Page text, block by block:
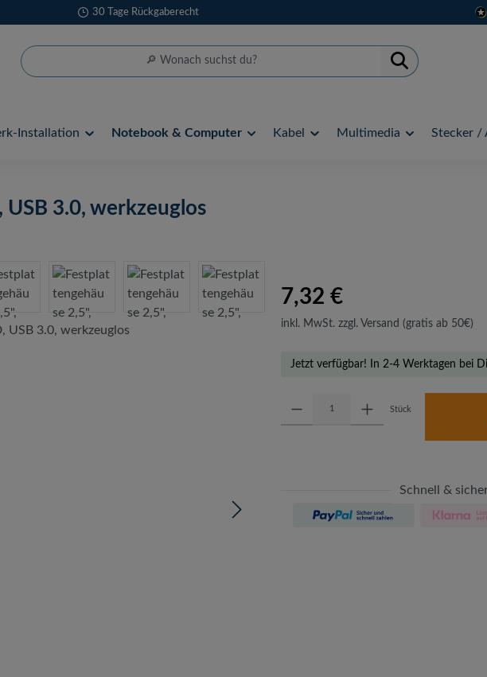
30 Tage Rückgaberecht
Installation Notebook & Computer Kabel Multimedia Stecker /
USB 3.0, werkzeuglos
7,32 €
inkl. MwSt. zzgl. Versand (gratis ab 50€)
Jetzt verfügbar! In 2-4 Werktagen bei
Stück
Schnell &